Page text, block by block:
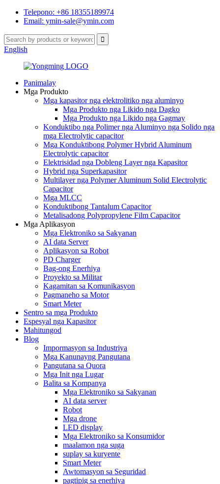
Telepono: +86 18355189974
Email: ymin-sale@ymin.com
English
Panimalay
Mga Produkto
Mga kapasitor nga elektrolitiko nga aluminyo
Mga Produkto nga Likido nga Dagko
Mga Produkto nga Likido nga Gagmay
Konduktibo nga Polimer nga Aluminyo nga Solido nga
mga Electrolytic capacitor
Mga Konduktibong Polymer Hybrid Aluminum
Electrolytic capacitor
Elektrisidad nga Dobleng Layer nga Kapasitor
Hybrid nga Superkapasitor
Multilayer nga Polymer Aluminum Solid Electrolytic
Capacitor
Mga MLCC
Konduktibong Tantalum Capacitor
Metalisadong Polypropylene Film Capacitor
Mga Aplikasyon
Mga Elektroniko sa Sakyanan
AI data Server
Aplikasyon sa Robot
PD Charger
Bag-ong Enerhiya
Proyekto sa Militar
Kagamitan sa Komunikasyon
Pagmaneho sa Motor
Smart Meter
Sentro sa mga Produkto
Espesyal nga Kapasitor
Mahitungod
Blog
Impormasyon sa Industriya
Mga Kanunayng Pangutana
Pangutana sa Quora
Mga Init nga Lugar
Balita sa Kompanya
Mga Elektroniko sa Sakyanan
AI data server
Robot
Mga drone
LED display
Mga Elektroniko sa Konsumidor
maalamon nga suga
suplay sa kuryente
Smart Meter
Awtomasyon sa Seguridad
pagtipig sa enerhiya